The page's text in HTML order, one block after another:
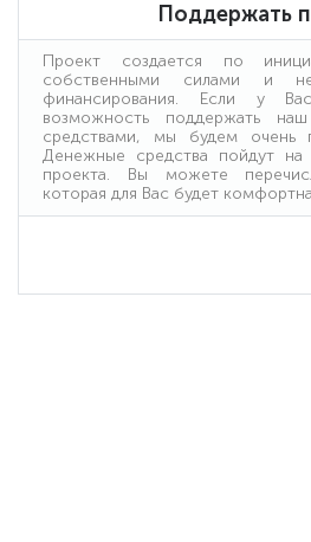
Поддержать
Проект создается по
собственными силами и
финансирования. Если у
возможность поддержать
средствами, мы будем очень
Денежные средства пойдут на
проекта. Вы можете
которая для Вас будет